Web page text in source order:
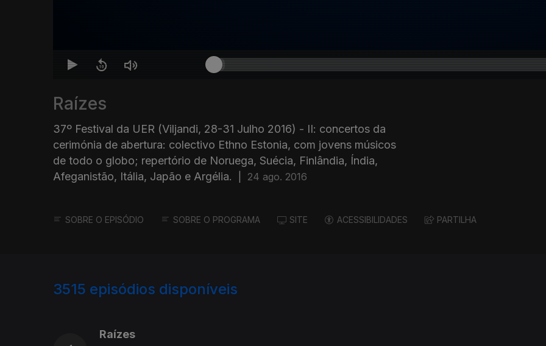
Raízes
37º Festival da UER (Viljandi, 28-31 Julho 2016) - II: concertos da
cerimónia de abertura: colectivo Ethno Estonia, com jovens músicos
de todo o globo; repertório de Noruega, Suécia, Finlândia, Índia,
Afeganistão, Itália, Japão e Argélia.
24 ago. 2016
SOBRE O EPISÓDIO SOBRE O PROGRAMA SITE ACESSIBILIDADES PARTILHA
3515 episódios disponíveis
Raízes